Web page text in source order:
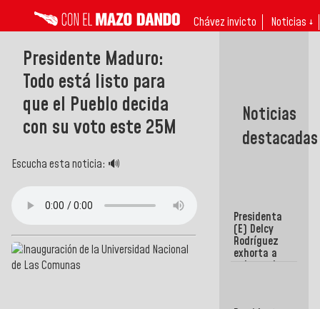
Chávez invicto Noticias ↓
Presidente Maduro:
Todo está listo para
que el Pueblo decida
con su voto este 25M
Escucha esta noticia: 🔊
Noticias
destacadas
Presidenta
(E) Delcy
Rodríguez
exhorta a
gobernadores